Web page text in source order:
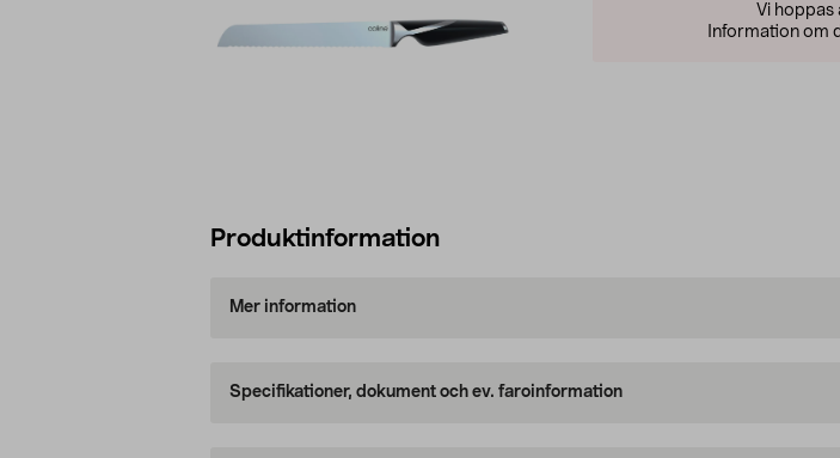
Vi hoppas
Information om
Produktinformation
Mer information
Specifikationer, dokument och ev. faroinformation